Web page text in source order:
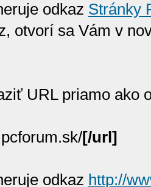
odkaz Stránky
otvorí sa Vám v
URL priamo ako
[/url]
odkaz http://